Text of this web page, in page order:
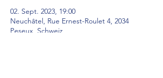
02. Sept. 2023, 19:00
Neuchâtel, Rue Ernest-Roulet 4, 2034
Peseux, Schweiz